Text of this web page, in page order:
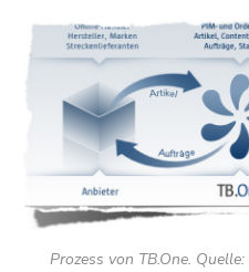
Prozess von TB.One. Quelle: